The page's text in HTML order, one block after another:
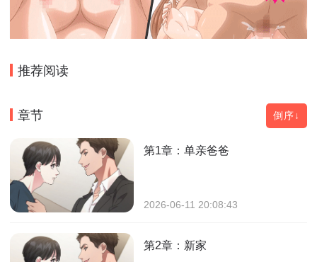
推荐阅读
章节 倒序↓
第1章：单亲爸爸
2026-06-11 20:08:43
第2章：新家